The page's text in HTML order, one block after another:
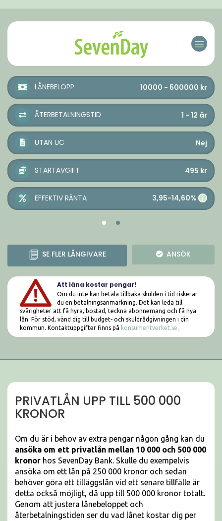
LÅNEBELOPP 10000 - 500000 kr
ÅTERBETALNINGSTID 1 - 12 år
UTAN UC Nej
STARTAVGIFT 495 kr
EFFEKTIV RÄNTA 3,95-14,60% i
SE FLER LÅNGIVARE ANSÖK
Att låna kostar pengar!
Om du inte kan betala tillbaka skulden i tid riskerar
du en betalningsanmärkning. Det kan leda till
svårigheter att få hyra, bostad, teckna abonnemang och få nya
lån. För stöd, vänd dig till budget- och skuldrådgivningen i din
kommun. Kontaktuppgifter finns på konsumentverket.se.
PRIVATLÅN UPP TILL 500 000
KRONOR
Om du är i behov av extra pengar någon gång kan du
ansöka om ett privatlån mellan 10 000 och 500 000
kronor hos SevenDay Bank. Skulle du exempelvis
ansöka om ett lån på 250 000 kronor och sedan
behöver göra ett tilläggslån vid ett senare tillfälle är
detta också möjligt, då upp till 500 000 kronor totalt.
Genom att justera lånebeloppet och
återbetalningstiden ser du vad lånet kostar dig per